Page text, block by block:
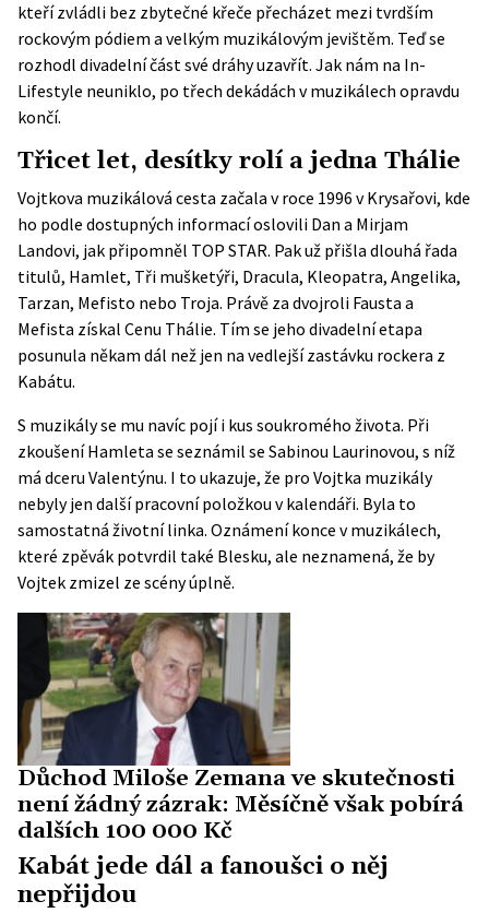
kteří zvládli bez zbytečné křeče přecházet mezi tvrdším
rockovým pódiem a velkým muzikálovým jevištěm. Teď se
rozhodl divadelní část své dráhy uzavřít. Jak nám na In-
Lifestyle neuniklo, po třech dekádách v muzikálech opravdu
končí.
Třicet let, desítky rolí a jedna Thálie
Vojtkova muzikálová cesta začala v roce 1996 v Krysařovi, kde
ho podle dostupných informací oslovili Dan a Mirjam
Landovi, jak připomněl TOP STAR. Pak už přišla dlouhá řada
titulů, Hamlet, Tři mušketýři, Dracula, Kleopatra, Angelika,
Tarzan, Mefisto nebo Troja. Právě za dvojroli Fausta a
Mefista získal Cenu Thálie. Tím se jeho divadelní etapa
posunula někam dál než jen na vedlejší zastávku rockera z
Kabátu.
S muzikály se mu navíc pojí i kus soukromého života. Při
zkoušení Hamleta se seznámil se Sabinou Laurinovou, s níž
má dceru Valentýnu. I to ukazuje, že pro Vojtka muzikály
nebyly jen další pracovní položkou v kalendáři. Byla to
samostatná životní linka. Oznámení konce v muzikálech,
které zpěvák potvrdil také Blesku, ale neznamená, že by
Vojtek zmizel ze scény úplně.
Důchod Miloše Zemana ve skutečnosti
není žádný zázrak: Měsíčně však pobírá
dalších 100 000 Kč
Kabát jede dál a fanoušci o něj
nepřijdou